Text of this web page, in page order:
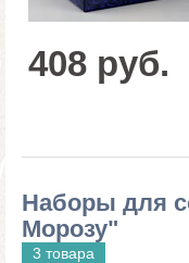
408 руб.
Наборы для
Морозу"
3 товара